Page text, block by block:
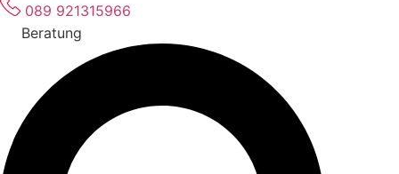
089 921315966
Beratung